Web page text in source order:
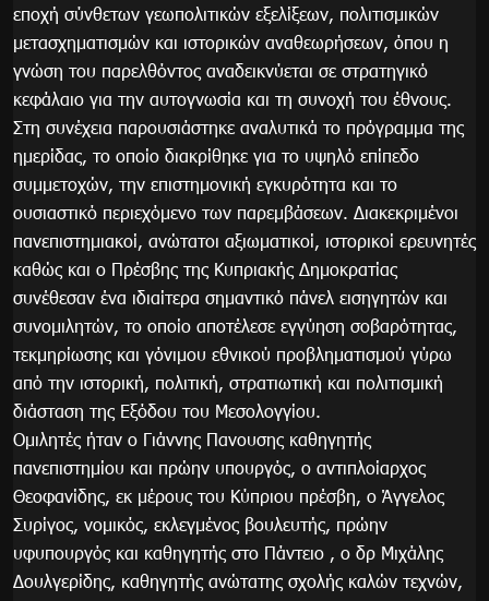
εποχή σύνθετων γεωπολιτικών εξελίξεων, πολιτισμικών
μετασχηματισμών και ιστορικών αναθεωρήσεων, όπου η
γνώση του παρελθόντος αναδεικνύεται σε στρατηγικό
κεφάλαιο για την αυτογνωσία και τη συνοχή του έθνους.
Στη συνέχεια παρουσιάστηκε αναλυτικά το πρόγραμμα της
ημερίδας, το οποίο διακρίθηκε για το υψηλό επίπεδο
συμμετοχών, την επιστημονική εγκυρότητα και το
ουσιαστικό περιεχόμενο των παρεμβάσεων. Διακεκριμένοι
πανεπιστημιακοί, ανώτατοι αξιωματικοί, ιστορικοί ερευνητές
καθώς και ο Πρέσβης της Κυπριακής Δημοκρατίας
συνέθεσαν ένα ιδιαίτερα σημαντικό πάνελ εισηγητών και
συνομιλητών, το οποίο αποτέλεσε εγγύηση σοβαρότητας,
τεκμηρίωσης και γόνιμου εθνικού προβληματισμού γύρω
από την ιστορική, πολιτική, στρατιωτική και πολιτισμική
διάσταση της Εξόδου του Μεσολογγίου.
Ομιλητές ήταν ο Γιάννης Πανουσης καθηγητής
πανεπιστημίου και πρώην υπουργός, ο αντιπλοίαρχος
Θεοφανίδης, εκ μέρους του Κύπριου πρέσβη, ο Άγγελος
Συρίγος, νομικός, εκλεγμένος βουλευτής, πρώην
υφυπουργός και καθηγητής στο Πάντειο , ο δρ Μιχάλης
Δουλγερίδης, καθηγητής ανώτατης σχολής καλών τεχνών,